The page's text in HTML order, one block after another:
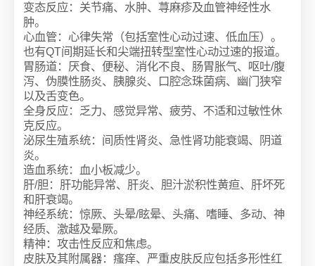
变态反应：关节痛、水肿、荨麻疹及血管神经性水
肿。
心血管：心律失常（包括室性心动过速、低血压）。
也有QT间期延长和尖端扭转型室性心动过速的报道。
胃肠道：厌食、便秘、消化不良、肠胃胀气、呕吐/腹
泻、伪膜性肠炎、胰腺炎、口腔念珠菌病、幽门狭窄
以及舌变色。
全身反应：乏力、感觉异常、疲劳、不适和过敏性休
克反应。
泌尿生殖系统：间质性肾炎、急性肾功能衰竭、阴道
炎。
造血系统：血小板减少。
肝/胆：肝功能异常、肝炎、胆汁淤积性黄疸、肝坏死
和肝衰竭。
神经系统：惊厥、头晕/眩晕、头痛、嗜睡、多动、神
经质、激越及晕厥。
精神：攻击性反应和焦虑。
皮肤及其附属器：瘙痒、严重皮肤反应包括多形性红